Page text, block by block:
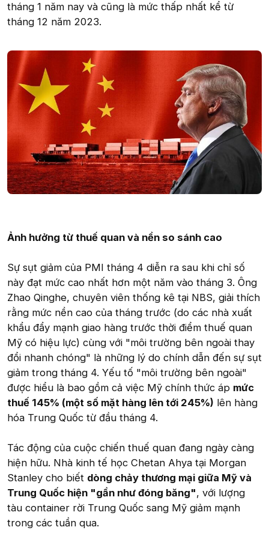
tháng 1 năm nay và cũng là mức thấp nhất kể từ
tháng 12 năm 2023.
Ảnh hưởng từ thuế quan và nền so sánh cao
Sự sụt giảm của PMI tháng 4 diễn ra sau khi chỉ số
này đạt mức cao nhất hơn một năm vào tháng 3. Ông
Zhao Qinghe, chuyên viên thống kê tại NBS, giải thích
rằng mức nền cao của tháng trước (do các nhà xuất
khẩu đẩy mạnh giao hàng trước thời điểm thuế quan
Mỹ có hiệu lực) cùng với "môi trường bên ngoài thay
đổi nhanh chóng" là những lý do chính dẫn đến sự sụt
giảm trong tháng 4. Yếu tố "môi trường bên ngoài"
được hiểu là bao gồm cả việc Mỹ chính thức áp mức
thuế 145% (một số mặt hàng lên tới 245%) lên hàng
hóa Trung Quốc từ đầu tháng 4.
Tác động của cuộc chiến thuế quan đang ngày càng
hiện hữu. Nhà kinh tế học Chetan Ahya tại Morgan
Stanley cho biết dòng chảy thương mại giữa Mỹ và
Trung Quốc hiện "gần như đóng băng", với lượng
tàu container rời Trung Quốc sang Mỹ giảm mạnh
trong các tuần qua.